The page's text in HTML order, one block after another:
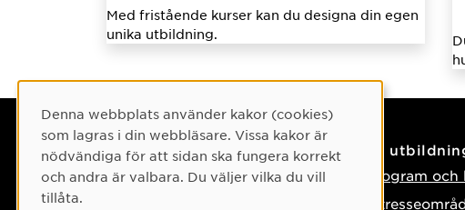
Med fristående kurser kan du designa din egen
unika utbildning.
Kontaktuppgifter
Kontakta oss
På
Program och
Cookie-samtycke
Denna webbplats använder kakor (cookies)
som lagras i din webbläsare. Vissa kakor är
nödvändiga för att sidan ska fungera korrekt
och andra är valbara. Du väljer vilka du vill
tillåta.